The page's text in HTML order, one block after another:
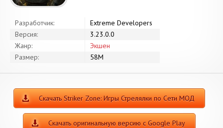
Разработчик:
Extreme Developers
Версия:
3.23.0.0
Жанр:
Экшен
Размер:
58M
Скачать Striker Zone: Игры Стрелялки по Сети МОД
Скачать оригинальную версию с Google Play